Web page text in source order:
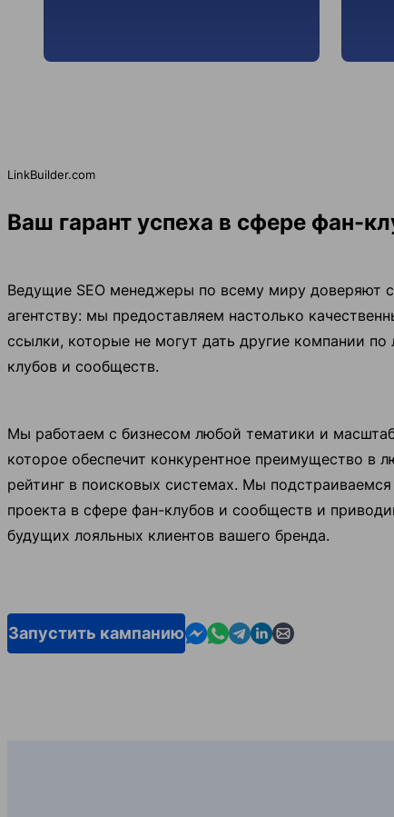
LinkBuilder.com
Ваш гарант успеха в сфере фан-
Ведущие SEO менеджеры по всему миру доверяют
агентству: мы предоставляем настолько
ссылки, которые не могут дать другие компании по
клубов и сообществ.
Мы работаем с бизнесом любой тематики и
которое обеспечит конкурентное преимущество в
рейтинг в поисковых системах. Мы
проекта в сфере фан-клубов и сообществ и
будущих лояльных клиентов вашего бренда.
Запустить кампаниюContact us in Messenger
Contact us in WhatsApp
Contact us in Telegram
Contact us in Linkedin
Contact us by